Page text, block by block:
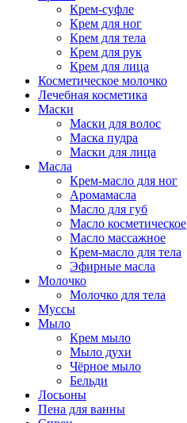
Крем-суфле
Крем для ног
Крем для тела
Крем для рук
Крем для лица
Косметическое молочко
Лечебная косметика
Маски
Маски для волос
Маска пудра
Маски для лица
Масла
Крем-масло для ног
Аромамасла
Масло для губ
Масло косметическое
Масло массажное
Крем-масло для тела
Эфирные масла
Молочко
Молочко для тела
Муссы
Мыло
Крем мыло
Мыло духи
Чёрное мыло
Бельди
Лосьоны
Пена для ванны